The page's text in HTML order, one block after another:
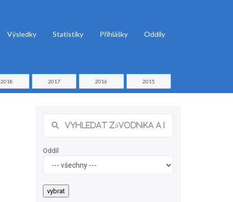
Výsledky Statistiky Přihlášky Oddíly
2018 2017 2016 2015
Oddíl